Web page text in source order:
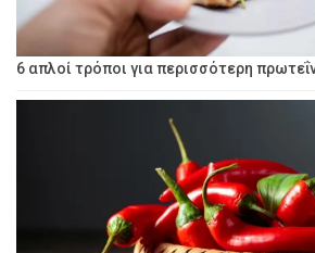
6 απλοί τρόποι για περισσότερη